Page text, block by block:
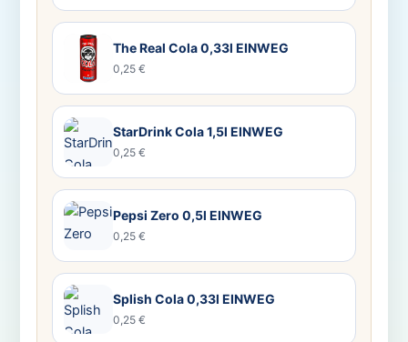
The Real Cola 0,33l EINWEG
0,25 €
StarDrink Cola 1,5l EINWEG
0,25 €
Pepsi Zero 0,5l EINWEG
0,25 €
Splish Cola 0,33l EINWEG
0,25 €